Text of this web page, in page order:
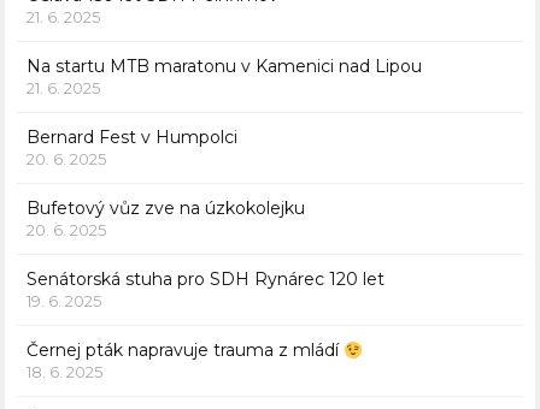
21. 6. 2025
Na startu MTB maratonu v Kamenici nad Lipou
21. 6. 2025
Bernard Fest v Humpolci
20. 6. 2025
Bufetový vůz zve na úzkokolejku
20. 6. 2025
Senátorská stuha pro SDH Rynárec 120 let
19. 6. 2025
Černej pták napravuje trauma z mládí
18. 6. 2025